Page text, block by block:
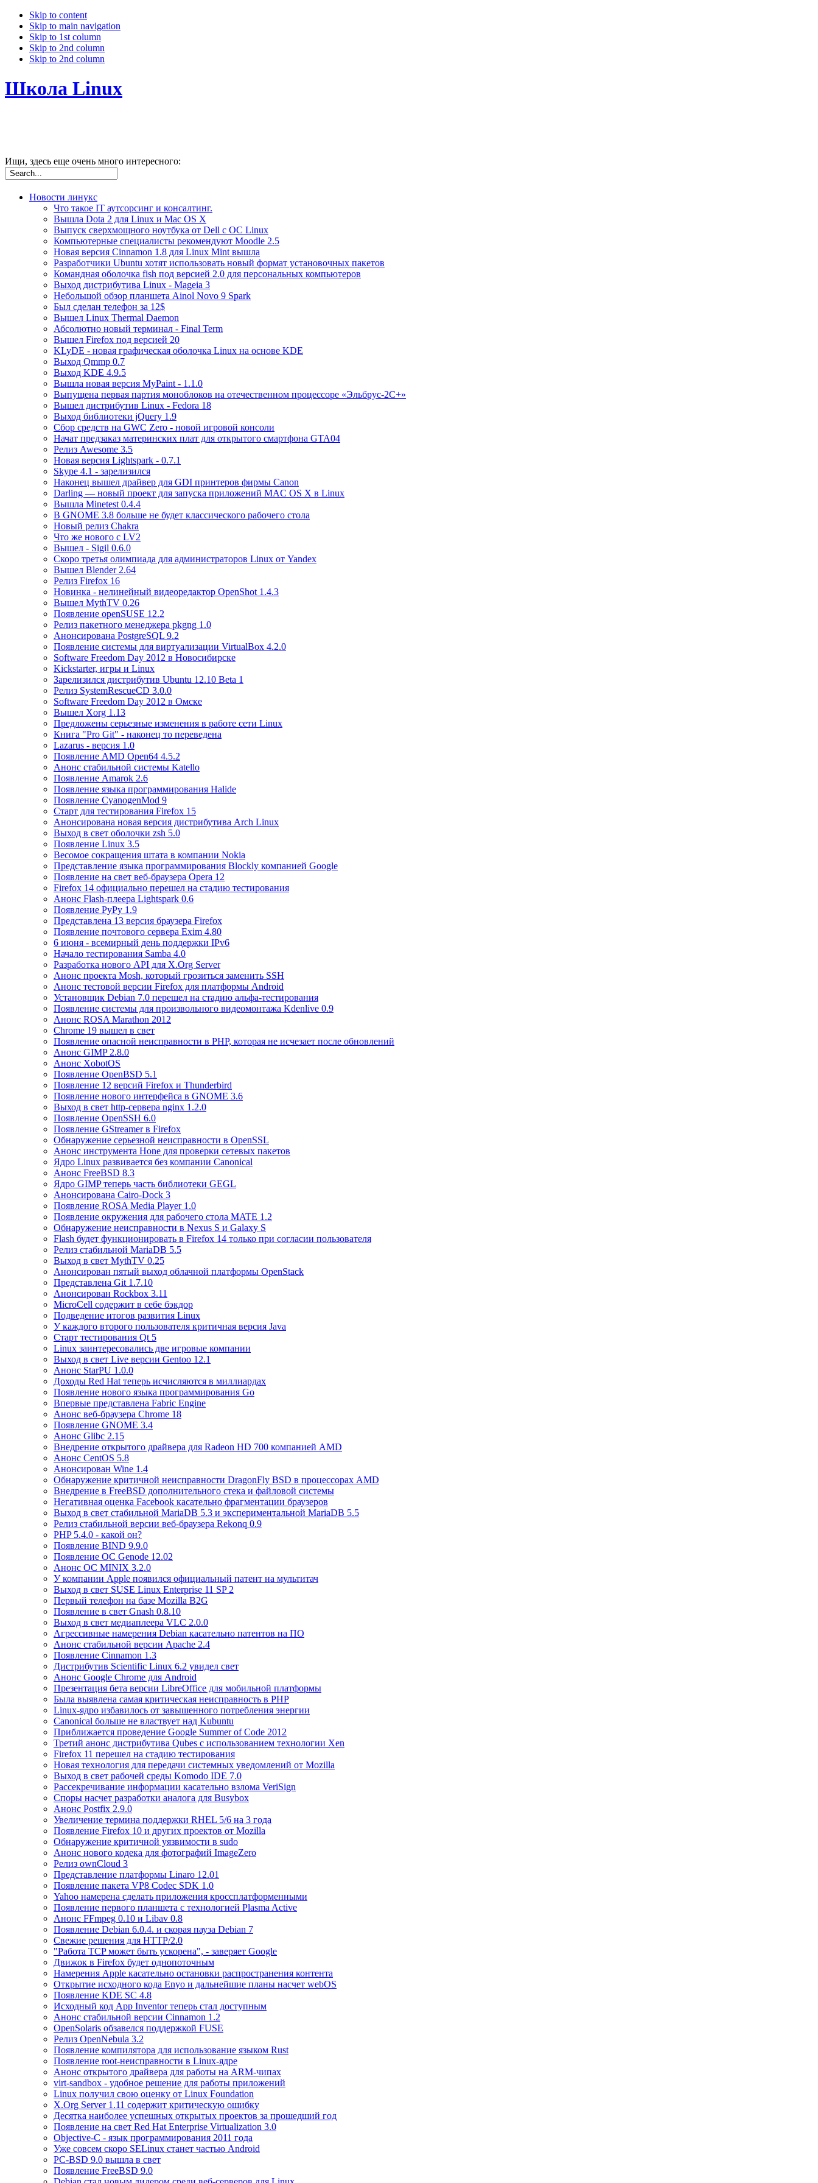
Skip to content
Skip to main navigation
Skip to 1st column
Skip to 2nd column
Skip to 2nd column
Школа Linux
Ищи, здесь еще очень много интересного:
Новости линукс
Что такое IT аутсорсинг и консалтинг.
Вышла Dota 2 для Linux и Mac OS X
Выпуск сверхмощного ноутбука от Dell с ОС Linux
Компьютерные специалисты рекомендуют Moodle 2.5
Новая версия Cinnamon 1.8 для Linux Mint вышла
Разработчики Ubuntu хотят использовать новый формат установочных пакетов
Командная оболочка fish под версией 2.0 для персональных компьютеров
Выход дистрибутива Linux - Mageia 3
Небольшой обзор планшета Ainol Novo 9 Spark
Был сделан телефон за 12$
Вышел Linux Thermal Daemon
Абсолютно новый терминал - Final Term
Вышел Firefox под версией 20
KLyDE - новая графическая оболочка Linux на основе KDE
Выход Qmmp 0.7
Выход KDE 4.9.5
Вышла новая версия MyPaint - 1.1.0
Выпущена первая партия моноблоков на отечественном процессоре «Эльбрус-2С+»
Вышел дистрибутив Linux - Fedora 18
Выход библиотеки jQuery 1.9
Сбор средств на GWC Zero - новой игровой консоли
Начат предзаказ материнских плат для открытого смартфона GTA04
Релиз Awesome 3.5
Новая версия Lightspark - 0.7.1
Skype 4.1 - зарелизился
Наконец вышел драйвер для GDI принтеров фирмы Canon
Darling — новый проект для запуска приложений MAC OS X в Linux
Вышла Minetest 0.4.4
В GNOME 3.8 больше не будет классического рабочего стола
Новый релиз Chakra
Что же нового с LV2
Вышел - Sigil 0.6.0
Скоро третья олимпиада для администраторов Linux от Yandex
Вышел Blender 2.64
Релиз Firefox 16
Новинка - нелинейный видеоредактор OpenShot 1.4.3
Вышел MythTV 0.26
Появление openSUSE 12.2
Релиз пакетного менеджера pkgng 1.0
Анонсирована PostgreSQL 9.2
Появление системы для виртуализации VirtualBox 4.2.0
Software Freedom Day 2012 в Новосибирске
Kickstarter, игры и Linux
Зарелизился дистрибутив Ubuntu 12.10 Beta 1
Релиз SystemRescueCD 3.0.0
Software Freedom Day 2012 в Омске
Вышел Xorg 1.13
Предложены серьезные изменения в работе сети Linux
Книга "Pro Git" - наконец то переведена
Lazarus - версия 1.0
Появление AMD Open64 4.5.2
Анонс стабильной системы Katello
Появление Amarok 2.6
Появление языка программирования Halide
Появление CyanogenMod 9
Старт для тестирования Firefox 15
Анонсирована новая версия дистрибутива Arch Linux
Выход в свет оболочки zsh 5.0
Появление Linux 3.5
Весомое сокращения штата в компании Nokia
Представление языка программирования Blockly компанией Google
Появление на свет веб-браузера Opera 12
Firefox 14 официально перешел на стадию тестирования
Анонс Flash-плеера Lightspark 0.6
Появление PyPy 1.9
Представлена 13 версия браузера Firefox
Появление почтового сервера Exim 4.80
6 июня - всемирный день поддержки IPv6
Начало тестирования Samba 4.0
Разработка нового API для X.Org Server
Анонс проекта Mosh, который грозиться заменить SSH
Анонс тестовой версии Firefox для платформы Android
Установщик Debian 7.0 перешел на стадию альфа-тестирования
Появление системы для произвольного видеомонтажа Kdenlive 0.9
Анонс ROSA Marathon 2012
Chrome 19 вышел в свет
Появление опасной неисправности в PHP, которая не исчезает после обновлений
Анонс GIMP 2.8.0
Анонс XobotOS
Появление OpenBSD 5.1
Появление 12 версий Firefox и Thunderbird
Появление нового интерфейса в GNOME 3.6
Выход в свет http-сервера nginx 1.2.0
Появление OpenSSH 6.0
Появление GStreamer в Firefox
Обнаружение серьезной неисправности в OpenSSL
Анонс инструмента Hone для проверки сетевых пакетов
Ядро Linux развивается без компании Canonical
Анонс FreeBSD 8.3
Ядро GIMP теперь часть библиотеки GEGL
Анонсирована Cairo-Dock 3
Появление ROSA Media Player 1.0
Появление окружения для рабочего стола MATE 1.2
Обнаружение неисправности в Nexus S и Galaxy S
Flash будет функционировать в Firefox 14 только при согласии пользователя
Релиз стабильной MariaDB 5.5
Выход в свет MythTV 0.25
Анонсирован пятый выход облачной платформы OpenStack
Представлена Git 1.7.10
Анонсирован Rockbox 3.11
MicroCell содержит в себе бэкдор
Подведение итогов развития Linux
У каждого второго пользователя критичная версия Java
Старт тестирования Qt 5
Linux заинтересовались две игровые компании
Выход в свет Live версии Gentoo 12.1
Анонс StarPU 1.0.0
Доходы Red Hat теперь исчисляются в миллиардах
Появление нового языка программирования Go
Впервые представлена Fabric Engine
Анонс веб-браузера Chrome 18
Появление GNOME 3.4
Анонс Glibc 2.15
Внедрение открытого драйвера для Radeon HD 700 компанией AMD
Анонс CentOS 5.8
Анонсирован Wine 1.4
Обнаружение критичной неисправности DragonFly BSD в процессорах AMD
Внедрение в FreeBSD дополнительного стека и файловой системы
Негативная оценка Facebook касательно фрагментации браузеров
Выход в свет стабильной MariaDB 5.3 и экспериментальной MariaDB 5.5
Релиз стабильной версии веб-браузера Rekonq 0.9
PHP 5.4.0 - какой он?
Появление BIND 9.9.0
Появление ОС Genode 12.02
Анонс ОС MINIX 3.2.0
У компании Apple появился официальный патент на мультитач
Выход в свет SUSE Linux Enterprise 11 SP 2
Первый телефон на базе Mozilla B2G
Появление в свет Gnash 0.8.10
Выход в свет медиаплеера VLC 2.0.0
Агрессивные намерения Debian касательно патентов на ПО
Анонс стабильной версии Apache 2.4
Появление Cinnamon 1.3
Дистрибутив Scientific Linux 6.2 увидел свет
Анонс Google Chrome для Android
Презентация бета версии LibreOffice для мобильной платформы
Была выявлена самая критическая неисправность в PHP
Linux-ядро избавилось от завышенного потребления энергии
Canonical больше не властвует над Kubuntu
Приближается проведение Google Summer of Code 2012
Третий анонс дистрибутива Qubes с использованием технологии Xen
Firefox 11 перешел на стадию тестирования
Новая технология для передачи системных уведомлений от Mozilla
Выход в свет рабочей среды Komodo IDE 7.0
Рассекречивание информации касательно взлома VeriSign
Споры насчет разработки аналога для Busybox
Анонс Postfix 2.9.0
Увеличение термина поддержки RHEL 5/6 на 3 года
Появление Firefox 10 и других проектов от Mozilla
Обнаружение критичной уязвимости в sudo
Анонс нового кодека для фотографий ImageZero
Релиз ownCloud 3
Представление платформы Linaro 12.01
Появление пакета VP8 Codec SDK 1.0
Yahoo намерена сделать приложения кроссплатформенными
Появление первого планшета с технологией Plasma Active
Анонс FFmpeg 0.10 и Libav 0.8
Появление Debian 6.0.4. и скорая пауза Debian 7
Свежие решения для HTTP/2.0
"Работа TCP может быть ускорена", - заверяет Google
Движок в Firefox будет однопоточным
Намерения Apple касательно остановки распространения контента
Открытие исходного кода Enyo и дальнейшие планы насчет webOS
Появление KDE SC 4.8
Исходный код App Inventor теперь стал доступным
Анонс стабильной версии Cinnamon 1.2
OpenSolaris обзавелся поддержкой FUSE
Релиз OpenNebula 3.2
Появление компилятора для использование языком Rust
Появление root-неисправности в Linux-ядре
Анонс открытого драйвера для работы на ARM-чипах
virt-sandbox - удобное решение для работы приложений
Linux получил свою оценку от Linux Foundation
X.Org Server 1.11 содержит критическую ошибку
Десятка наиболее успешных открытых проектов за прошедший год
Появление на свет Red Hat Enterprise Virtualization 3.0
Objective-C - язык программирования 2011 года
Уже совсем скоро SELinux станет частью Android
PC-BSD 9.0 вышла в свет
Появление FreeBSD 9.0